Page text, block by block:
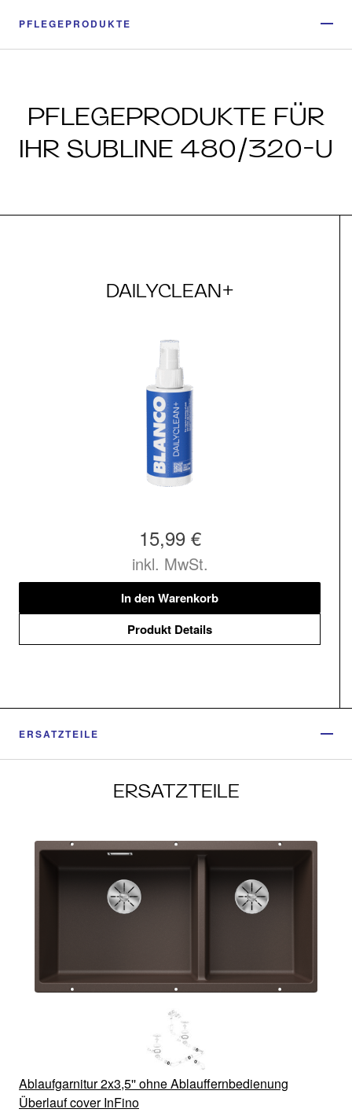
PFLEGEPRODUKTE
PFLEGEPRODUKTE FÜR
IHR SUBLINE 480/320-U
DAILYCLEAN+
15,99 €
inkl. MwSt.
In den Warenkorb
Produkt Details
ERSATZTEILE
ERSATZTEILE
Ablaufgarnitur 2x3,5'' ohne Ablauffernbedienung
Überlauf cover InFino